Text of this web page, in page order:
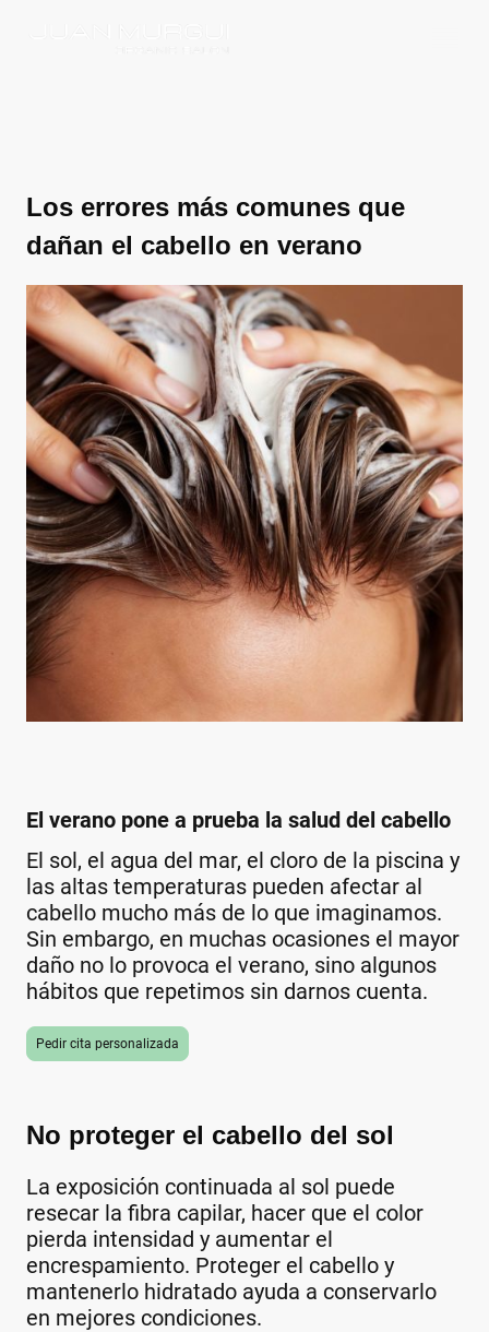
Los errores más comunes que
dañan el cabello en verano
El verano pone a prueba la salud del cabello
El sol, el agua del mar, el cloro de la piscina y
las altas temperaturas pueden afectar al
cabello mucho más de lo que imaginamos.
Sin embargo, en muchas ocasiones el mayor
daño no lo provoca el verano, sino algunos
hábitos que repetimos sin darnos cuenta.
Pedir cita personalizada
No proteger el cabello del sol
La exposición continuada al sol puede
resecar la fibra capilar, hacer que el color
pierda intensidad y aumentar el
encrespamiento. Proteger el cabello y
mantenerlo hidratado ayuda a conservarlo
en mejores condiciones.